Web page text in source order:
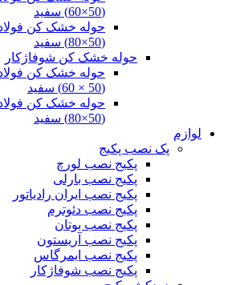
(50×60) سفید
(50×80) سفید
حوله خشک کن شوفاژکار
(50 × 60) سفید
(50×80) سفید
لوازم
پک نصب پکیج
پکیج نصب لورچ
پکیج نصب بارلی
پکیج نصب ایران رادیاتور
پکیج نصب دئوترم
پکیج نصب بوتان
پکیج نصب آریستون
پکیج نصب ایمرگاس
پکیج نصب شوفاژکار